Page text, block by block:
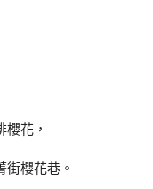
花，
街櫻花巷。